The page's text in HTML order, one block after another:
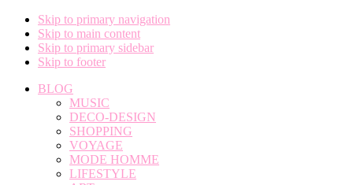
Skip to primary navigation
Skip to main content
Skip to primary sidebar
Skip to footer
BLOG
MUSIC
DECO-DESIGN
SHOPPING
VOYAGE
MODE HOMME
LIFESTYLE